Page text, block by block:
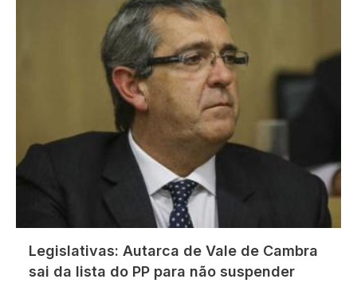
Legislativas: Autarca de Vale de Cambra
sai da lista do PP para não suspender